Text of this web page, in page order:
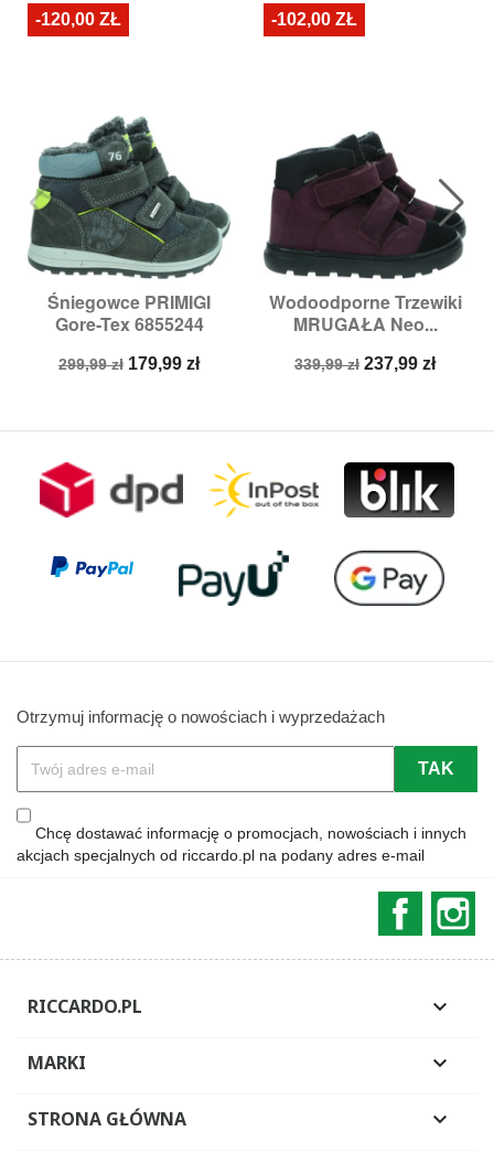
Śniegowce PRIMIGI
Gore-Tex 6855244
Cena
299,99 zł Cena
179,99 zł
-120,00 ZŁ
Wodoodporne Trzewiki
MRUGAŁA Neo...
Cena
339,99 zł Cena
237,99 zł
-102,00 ZŁ
Otrzymuj informację o nowościach i wyprzedażach
Chcę dostawać informację o promocjach, nowościach i innych
akcjach specjalnych od riccardo.pl na podany adres e-mail
RICCARDO.PL 
MARKI 
STRONA GŁÓWNA 